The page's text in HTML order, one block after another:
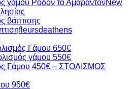
γάμου Ρόδον το Αμάραντον
βάπτισης
fleursdeathens
Γάμου 650€
γάμου 550€
Γάμου 450€ – ΣΤΟΛΙΣΜΟΣ
950€